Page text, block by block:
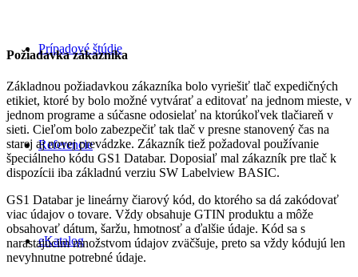
Prípadové štúdie
Referencie
eKatalog
Požiadavka zákazníka
Základnou požiadavkou zákazníka bolo vyriešiť tlač expedičných
etikiet, ktoré by bolo možné vytvárať a editovať na jednom mieste, v
jednom programe a súčasne odosielať na ktorúkoľvek tlačiareň v
sieti. Cieľom bolo zabezpečiť tak tlač v presne stanovený čas na
starej aj novej prevádzke. Zákazník tiež požadoval používanie
špeciálneho kódu GS1 Databar. Doposiaľ mal zákazník pre tlač k
dispozícii iba základnú verziu SW Labelview BASIC.
GS1 Databar je lineárny čiarový kód, do ktorého sa dá zakódovať
viac údajov o tovare. Vždy obsahuje GTIN produktu a môže
obsahovať dátum, šaržu, hmotnosť a ďalšie údaje. Kód sa s
narastajúcim množstvom údajov zväčšuje, preto sa vždy kódujú len
nevyhnutne potrebné údaje.